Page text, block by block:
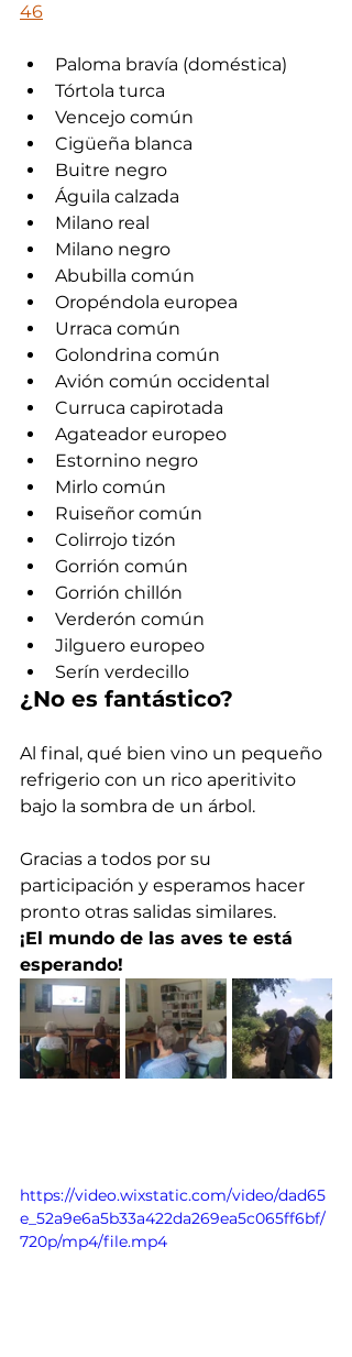
46
Paloma bravía (doméstica)
Tórtola turca
Vencejo común
Cigüeña blanca
Buitre negro
Águila calzada
Milano real
Milano negro
Abubilla común
Oropéndola europea
Urraca común
Golondrina común
Avión común occidental
Curruca capirotada
Agateador europeo
Estornino negro
Mirlo común
Ruiseñor común
Colirrojo tizón
Gorrión común
Gorrión chillón
Verderón común
Jilguero europeo
Serín verdecillo
¿No es fantástico?
Al final, qué bien vino un pequeño
refrigerio con un rico aperitivito
bajo la sombra de un árbol.
Gracias a todos por su
participación y esperamos hacer
pronto otras salidas similares.
¡El mundo de las aves te está
esperando!
https://video.wixstatic.com/video/dad65
e_52a9e6a5b33a422da269ea5c065ff6bf/
720p/mp4/file.mp4